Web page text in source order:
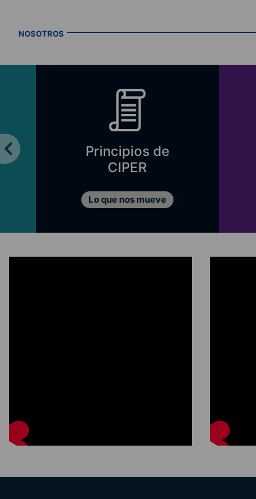
NOSOTROS
Principios de
CIPER
Lo que nos mueve